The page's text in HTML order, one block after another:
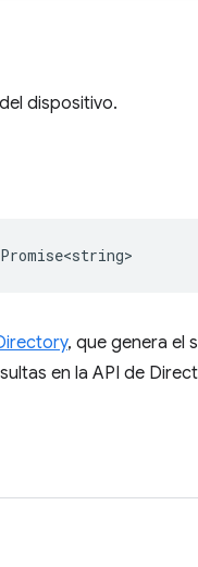
dispositivo.
Promise<string>
, que genera el
en la API de